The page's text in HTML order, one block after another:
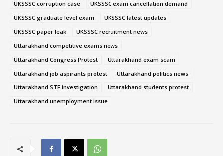
UKSSSC corruption case
UKSSSC exam cancellation demand
UKSSSC graduate level exam
UKSSSC latest updates
UKSSSC paper leak
UKSSSC recruitment news
Uttarakhand competitive exams news
Uttarakhand Congress Protest
Uttarakhand exam scam
Uttarakhand job aspirants protest
Uttarakhand politics news
Uttarakhand STF investigation
Uttarakhand students protest
Uttarakhand unemployment issue